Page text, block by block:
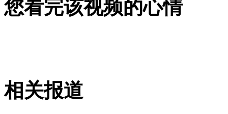
您看完该视频的心情
相关报道